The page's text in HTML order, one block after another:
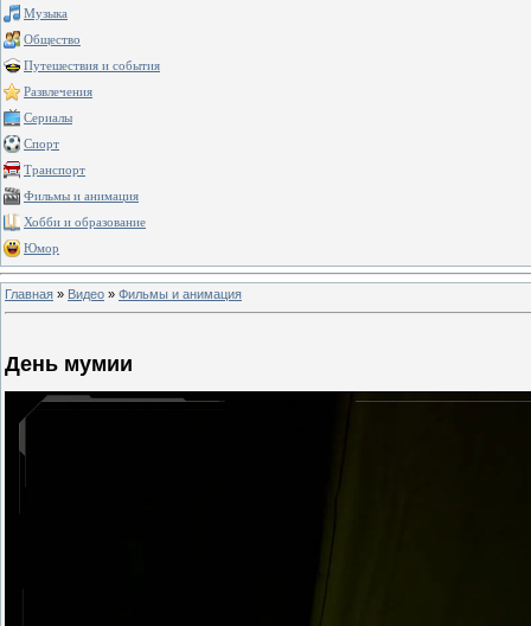
Музыка
Общество
Путешествия и события
Развлечения
Сериалы
Спорт
Транспорт
Фильмы и анимация
Хобби и образование
Юмор
Главная » Видео » Фильмы и анимация
День мумии